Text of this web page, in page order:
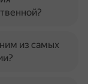
из самых